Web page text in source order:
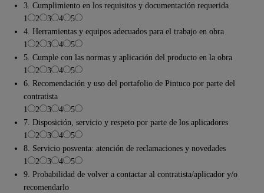
3. Cumplimiento en los requisitos y documentación requerida
1
2 3 4
5
4. Herramientas y equipos adecuados para el trabajo en obra
1
2 3 4
5
5. Cumple con las normas y aplicación del producto en la obra
1
2 3 4
5
6. Recomendación y uso del portafolio de Pintuco por parte del
contratista
1
2 3 4
5
7. Disposición, servicio y respeto por parte de los aplicadores
1
2 3 4
5
8. Servicio posventa: atención de reclamaciones y novedades
1
2 3 4
5
9. Probabilidad de volver a contactar al contratista/aplicador y/o
recomendarlo